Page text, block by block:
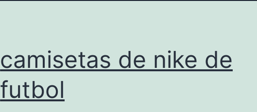
camisetas de nike de
futbol